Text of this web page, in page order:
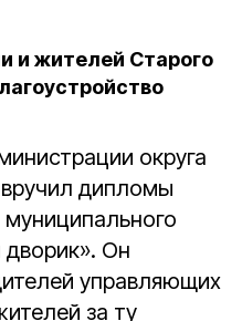
и жителей Старого
округа
вручил дипломы
дворик». Он
управляющих
за ту